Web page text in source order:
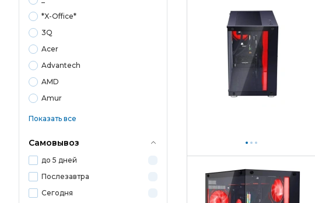
*X-Office*
3Q
Acer
Advantech
AMD
Amur
Показать все
Самовывоз
до 5 дней
Послезавтра
Сегодня